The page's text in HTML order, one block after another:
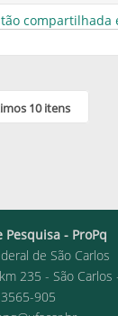
compartilhada
10 itens
Pesquisa - ProPq
de São Carlos
235 - São Carlos
905